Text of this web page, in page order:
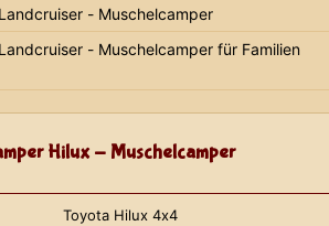
Landcruiser - Muschelcamper
Landcruiser - Muschelcamper für Familien
Hilux - Muschelcamper
Toyota Hilux 4x4